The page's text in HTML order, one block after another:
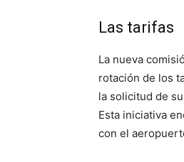
Las tarifas
La nueva
rotación de los
la solicitud de
Esta iniciativa
con el